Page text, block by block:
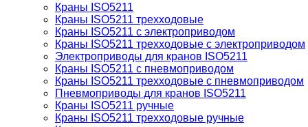
Краны ISO5211
Краны ISO5211 трехходовые
Краны ISO5211 с электроприводом
Краны ISO5211 трехходовые с электроприводом
Электроприводы для кранов ISO5211
Краны ISO5211 с пневмоприводом
Краны ISO5211 трехходовые с пневмоприводом
Пневмоприводы для кранов ISO5211
Краны ISO5211 ручные
Краны ISO5211 трехходовые ручные